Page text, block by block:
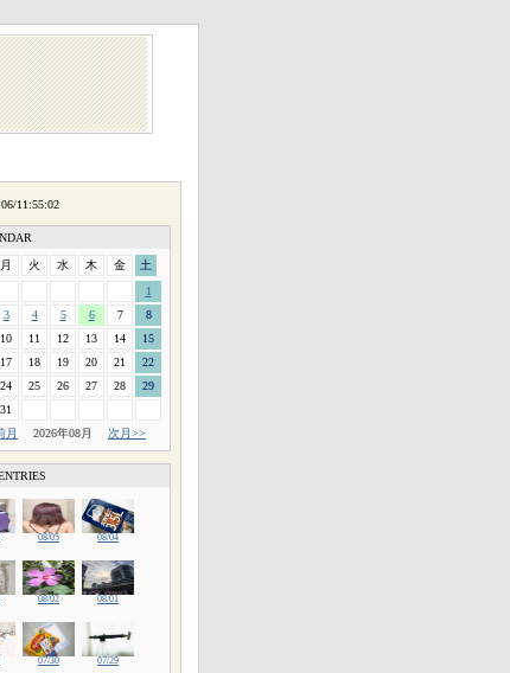
月 火 水 木 金
土
1
3 4 5 6 7
8
10 11 12 13 14
15
17 18 19 20 21
22
24 25 26 27 28
29
31
月
2026年08月 次月>>
08/05 08/04
08/02 08/01
07/30 07/29